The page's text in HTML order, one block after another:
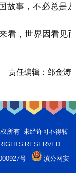
故事，不必总
看，世界因看
责任编辑： 邹金涛
所有 未经许可不得转
RESERVED
号
滇公网安